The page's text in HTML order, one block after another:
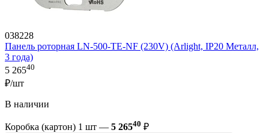
038228
Панель роторная LN-500-TE-NF (230V) (Arlight, IP20 Металл,
3 года)
5 26540
₽/шт
В наличии
Коробка (картон) 1 шт — 5 26540 ₽